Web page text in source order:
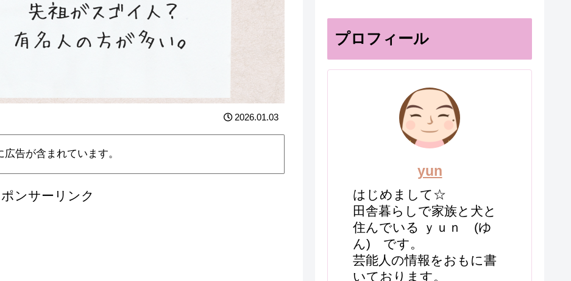
2026.01.03
広告が含まれています。
ンサーリンク
プロフィール
yun
はじめまして☆
田舎暮らしで家族と犬と
住んでいる ｙｕｎ (ゆ
ん) です。
芸能人の情報をおもに書
いております。